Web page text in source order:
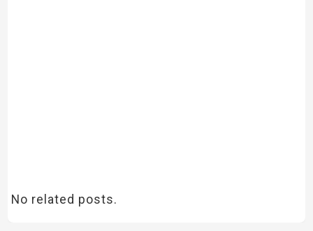
No related posts.